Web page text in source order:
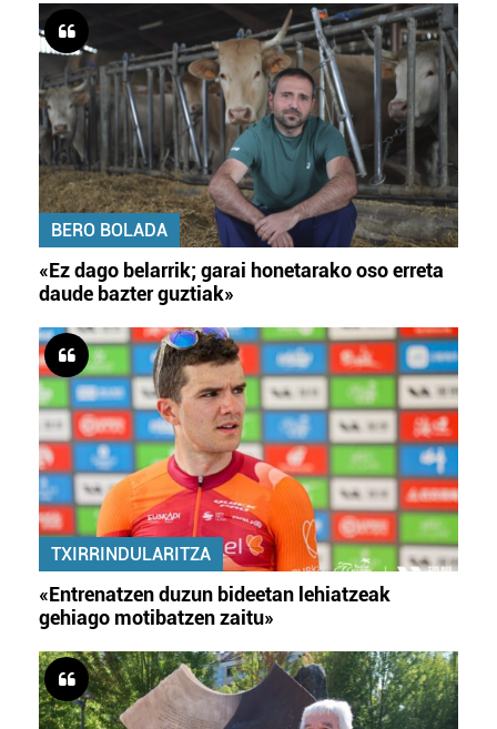
BERO BOLADA
«Ez dago belarrik; garai honetarako oso erreta
daude bazter guztiak»
TXIRRINDULARITZA
«Entrenatzen duzun bideetan lehiatzeak
gehiago motibatzen zaitu»